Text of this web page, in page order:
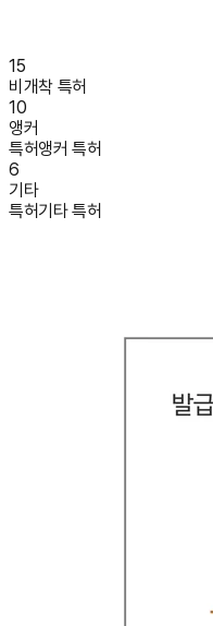
15
비개착 특허
10
앵커
특허앵커 특허
6
기타
특허기타 특허